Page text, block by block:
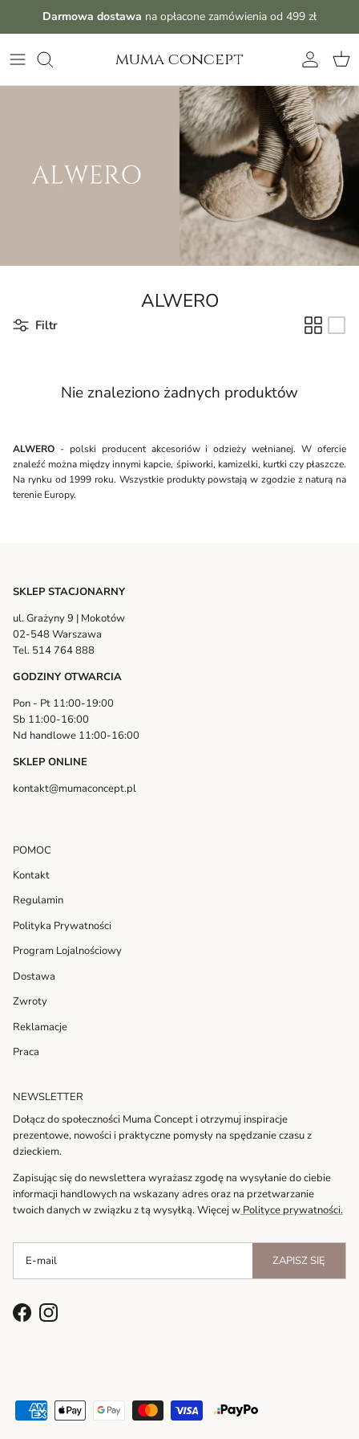
Przejdź do treściDarmowa dostawa na opłacone zamówienia od 499 zł
muma concept Konto
ALWERO
Filtr
Nie znaleziono żadnych produktów
ALWERO - polski producent akcesoriów i odzieży wełnianej. W ofercie
znaleźć można między innymi kapcie, śpiworki, kamizelki, kurtki czy płaszcze.
Na rynku od 1999 roku. Wszystkie produkty powstają w zgodzie z naturą na
terenie Europy.
SKLEP STACJONARNY
ul. Grażyny 9 | Mokotów
02-548 Warszawa
Tel. 514 764 888
GODZINY OTWARCIA
Pon - Pt 11:00-19:00
Sb 11:00-16:00
Nd handlowe 11:00-16:00
SKLEP ONLINE
kontakt@mumaconcept.pl
POMOC
Kontakt
Regulamin
Polityka Prywatności
Program Lojalnościowy
Dostawa
Zwroty
Reklamacje
Praca
NEWSLETTER
Dołącz do społeczności Muma Concept i otrzymuj inspiracje
prezentowe, nowości i praktyczne pomysły na spędzanie czasu z
dzieckiem.
Zapisując się do newslettera wyrażasz zgodę na wysyłanie do ciebie
informacji handlowych na wskazany adres oraz na przetwarzanie
twoich danych w związku z tą wysyłką. Więcej w Polityce prywatności.
ZAPISZ SIĘ
FacebookInstagram